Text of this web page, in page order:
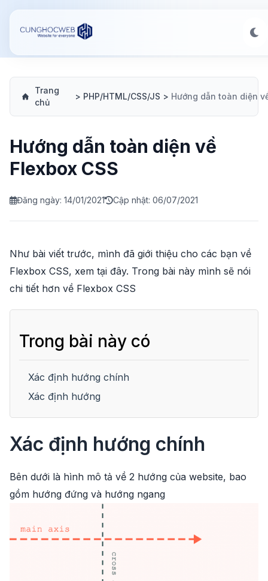
Trang
chủ
> PHP/HTML/CSS/JS >
Hướng dẫn toàn diện về
Flexbox CSS
Đăng ngày: 14/01/2021 Cập nhật: 06/07/2021
Như bài viết trước, mình đã giới thiệu cho các bạn về
Flexbox CSS, xem tại đây. Trong bài này mình sẽ nói
chi tiết hơn về Flexbox CSS
Trong bài này có
Xác định hướng chính
Xác định hướng
Xác định hướng chính
Bên dưới là hình mô tả về 2 hướng của website, bao
gồm hướng đứng và hướng ngang